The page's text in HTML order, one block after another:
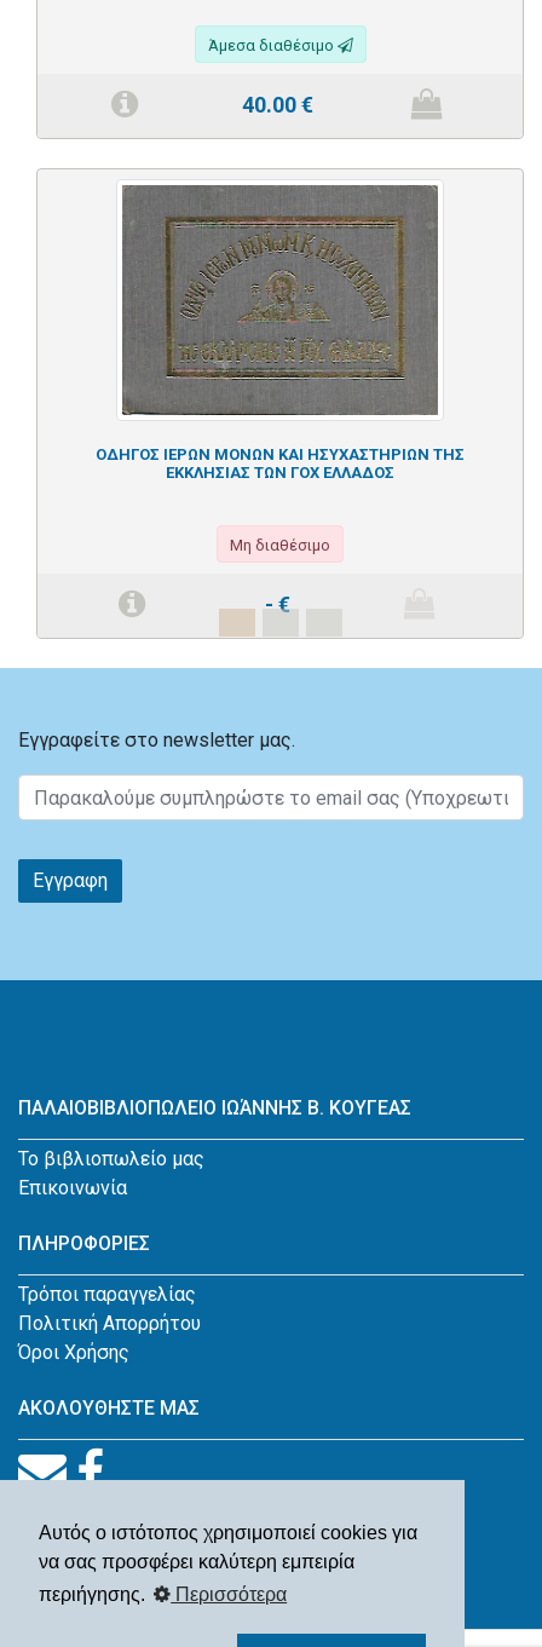
Αυτός ο ιστότοπος χρησιμοποιεί cookies για
να σας προσφέρει καλύτερη εμπειρία
περιήγησης.
Περισσότερα
Άμεσα διαθέσιμο
40.00€
ΟΔΗΓΟΣ ΙΕΡΩΝ ΜΟΝΩΝ ΚΑΙ ΗΣΥΧΑΣΤΗΡΙΩΝ ΤΗΣ
ΕΚΚΛΗΣΙΑΣ ΤΩΝ ΓΟΧ ΕΛΛΑΔΟΣ
Μη διαθέσιμο
- €
Εγγραφείτε στο newsletter μας.
Εγγραφη
ΠΑΛΑΙΟΒΙΒΛΙΟΠΩΛΕΙΟ ΙΩΆΝΝΗΣ Β. ΚΟΥΓΕΑΣ
Το βιβλιοπωλείο μας
Επικοινωνία
ΠΛΗΡΟΦΟΡΙΕΣ
Τρόποι παραγγελίας
Πολιτική Απορρήτου
Όροι Χρήσης
ΑΚΟΛΟΥΘΗΣΤΕ ΜΑΣ